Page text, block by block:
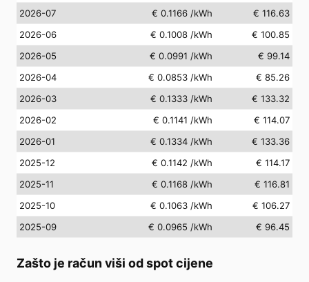
2026-07
€ 0.1166 /kWh
€ 116.63
2026-06
€ 0.1008 /kWh
€ 100.85
2026-05
€ 0.0991 /kWh
€ 99.14
2026-04
€ 0.0853 /kWh
€ 85.26
2026-03
€ 0.1333 /kWh
€ 133.32
2026-02
€ 0.1141 /kWh
€ 114.07
2026-01
€ 0.1334 /kWh
€ 133.36
2025-12
€ 0.1142 /kWh
€ 114.17
2025-11
€ 0.1168 /kWh
€ 116.81
2025-10
€ 0.1063 /kWh
€ 106.27
2025-09
€ 0.0965 /kWh € 96.45
Zašto je račun viši od spot cijene